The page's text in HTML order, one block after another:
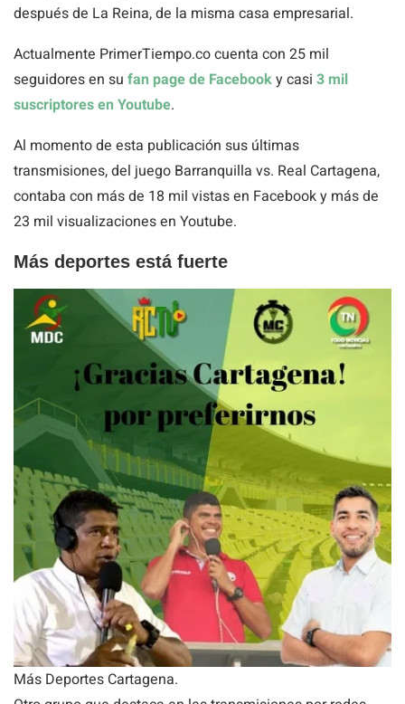
después de La Reina, de la misma casa empresarial.
Actualmente PrimerTiempo.co cuenta con 25 mil
seguidores en su fan page de Facebooky casi 3 mil
suscriptores en Youtube.
Al momento de esta publicación sus últimas
transmisiones, del juego Barranquilla vs. Real Cartagena,
contaba con más de 18 mil vistas en Facebook y más de
23 mil visualizaciones en Youtube.
Más deportes está fuerte
Más Deportes Cartagena.